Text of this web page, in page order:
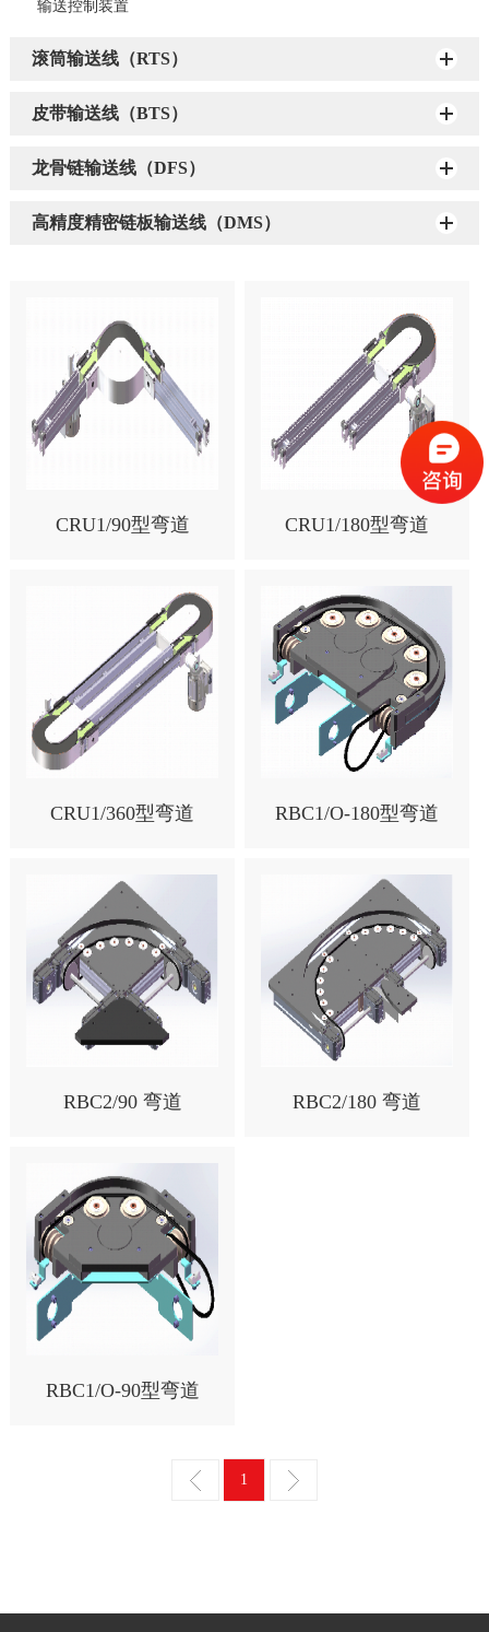
输送控制装置
滚筒输送线（RTS）
皮带输送线（BTS）
龙骨链输送线（DFS）
高精度精密链板输送线（DMS）
CRU1/90型弯道 CRU1/180型弯道
CRU1/360型弯道 RBC1/O-180型弯道
RBC2/90 弯道 RBC2/180 弯道
RBC1/O-90型弯道
1